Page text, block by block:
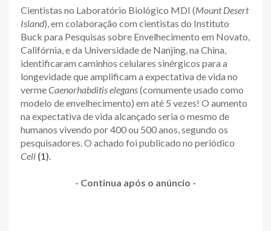
Cientistas no Laboratório Biológico MDI (Mount Desert
Island), em colaboração com cientistas do Instituto
Buck para Pesquisas sobre Envelhecimento em Novato,
Califórnia, e da Universidade de Nanjing, na China,
identificaram caminhos celulares sinérgicos para a
longevidade que amplificam a expectativa de vida no
vermeCaenorhabditis elegans(comumente usado como
modelo de envelhecimento) em até 5 vezes! O aumento
na expectativa de vida alcançado seria o mesmo de
humanos vivendo por 400 ou 500 anos, segundo os
pesquisadores. O achado foi publicado no periódico
Cell (1).
- Continua após o anúncio -